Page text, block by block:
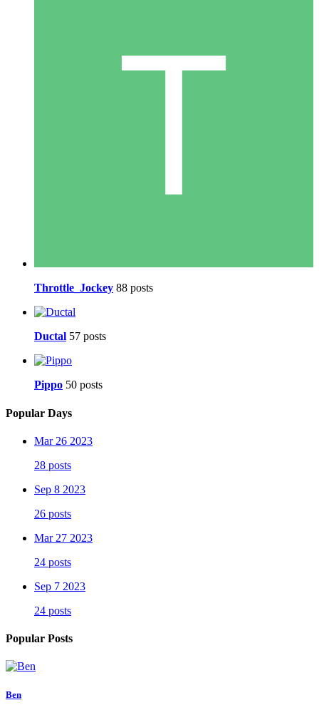
Throttle_Jockey 88 posts
Ductal 57 posts
Pippo 50 posts
Popular Days
Mar 26 2023
28 posts
Sep 8 2023
26 posts
Mar 27 2023
24 posts
Sep 7 2023
24 posts
Popular Posts
Ben